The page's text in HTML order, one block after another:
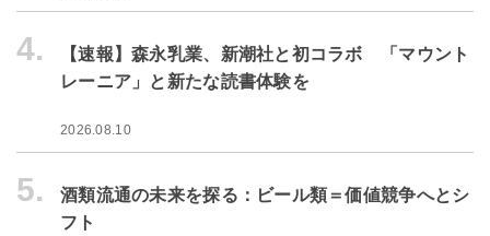
4.
【速報】森永乳業、新潮社と初コラボ 「マウント
レーニア」と新たな読書体験を
2026.08.10
5.
酒類流通の未来を探る：ビール類＝価値競争へとシ
フト